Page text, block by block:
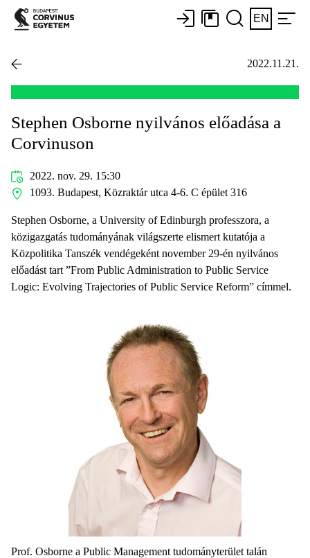
EN
2022.11.21.
Stephen Osborne nyilvános előadása a
Corvinuson
2022. nov. 29. 15:30
1093. Budapest, Közraktár utca 4-6. C épület 316
Stephen Osborne, a University of Edinburgh professzora, a
közigazgatás tudományának világszerte elismert kutatója a
Közpolitika Tanszék vendégeként november 29-én nyilvános
előadást tart ”From Public Administration to Public Service
Logic: Evolving Trajectories of Public Service Reform” címmel.
Prof. Osborne a Public Management tudományterület talán